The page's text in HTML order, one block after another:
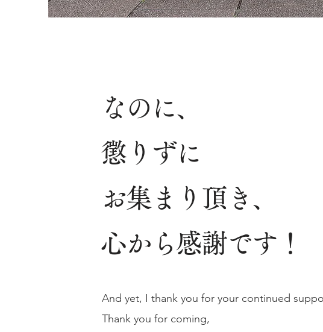
なのに、
懲りずに
お集まり頂き、
心から感謝です！
And yet, I thank you for your continued
Thank you for coming,